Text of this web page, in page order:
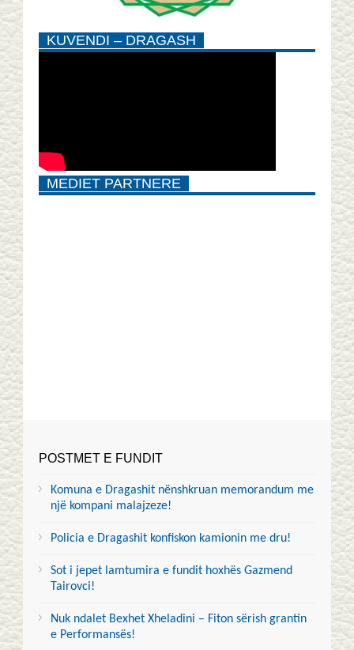
KUVENDI – DRAGASH
MEDIET PARTNERE
POSTMET E FUNDIT
Komuna e Dragashit nënshkruan memorandum me
një kompani malajzeze!
Policia e Dragashit konfiskon kamionin me dru!
Sot i jepet lamtumira e fundit hoxhës Gazmend
Tairovci!
Nuk ndalet Bexhet Xheladini – Fiton sërish grantin
e Performansës!